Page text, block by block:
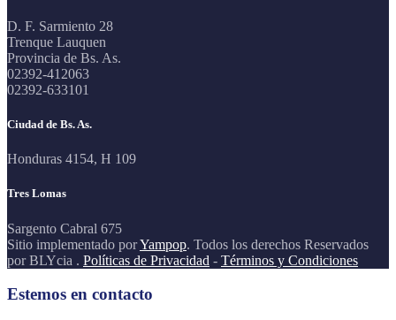
D. F. Sarmiento 28
Trenque Lauquen
Provincia de Bs. As.
02392-412063
02392-633101
Ciudad de Bs. As.
Honduras 4154, H 109
Tres Lomas
Sargento Cabral 675
Sitio implementado porYampop. Todos los derechos Reservados
por BLYcia . Políticas de Privacidad - Términos y Condiciones
Estemos en contacto